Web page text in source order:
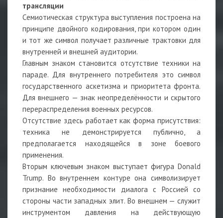
трансляции
Семиотическая структура выступления построена на
принципе двойного кодирования, при котором один
и тот же символ получает различные трактовки для
внутренней и внешней аудитории.
Главным знаком становится отсутствие техники на
параде. Для внутреннего потребителя это символ
государственного аскетизма и приоритета фронта.
Для внешнего — знак неопределённости и скрытого
перераспределения военных ресурсов.
Отсутствие здесь работает как форма присутствия:
техника не демонстрируется публично, а
предполагается находящейся в зоне боевого
применения.
Вторым ключевым знаком выступает фигура Donald
Trump. Во внутреннем контуре она символизирует
признание необходимости диалога с Россией со
стороны части западных элит. Во внешнем — служит
инструментом давления на действующую